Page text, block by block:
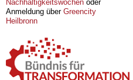
Nachhaltigkeitswochen oder
Anmeldung über Greencity
Heilbronn